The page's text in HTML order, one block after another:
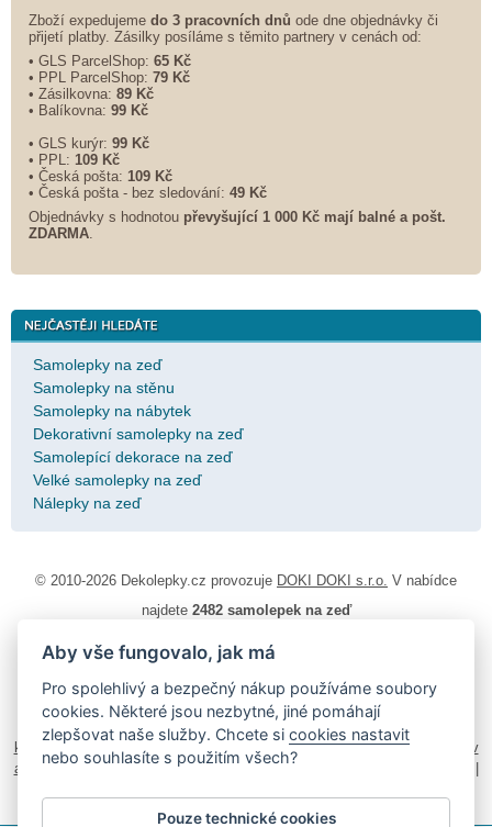
Zboží expedujeme do 3 pracovních dnů ode dne objednávky či
přijetí platby. Zásilky posíláme s těmito partnery v cenách od:
• GLS ParcelShop: 65 Kč
• PPL ParcelShop: 79 Kč
• Zásilkovna: 89 Kč
• Balíkovna: 99 Kč
• GLS kurýr: 99 Kč
• PPL: 109 Kč
• Česká pošta: 109 Kč
• Česká pošta - bez sledování: 49 Kč
Objednávky s hodnotou převyšující 1 000 Kč mají balné a pošt.
ZDARMA
Samolepky na zeď
Samolepky na stěnu
Samolepky na nábytek
Dekorativní samolepky na zeď
Samolepící dekorace na zeď
Velké samolepky na zeď
Nálepky na zeď
© 2010-2026 Dekolepky.cz provozuje DOKI DOKI s.r.o. V nabídce
najdete 2482 samolepek na zeď
Návod k lepení|Životnost samolepek na zeď
podmínky|Ochrana osobních údajů|Cookies |Reklamační řád
Impressum
samolepky na auto |fotomagnetky na lednici fotokalendáře
kühlschrank fotomagnete
foto magnesy na lodówkę|samolepky dieťa v
aute |logoprinty |nálepky na stenu | dárky pro ženy
Aby vše fungovalo, jak má
Pro spolehlivý a bezpečný nákup používáme soubory
cookies. Některé jsou nezbytné, jiné pomáhají
zlepšovat naše služby. Chcete sicookies nastavit
nebo souhlasíte s použitím všech?
Pouze technické cookies